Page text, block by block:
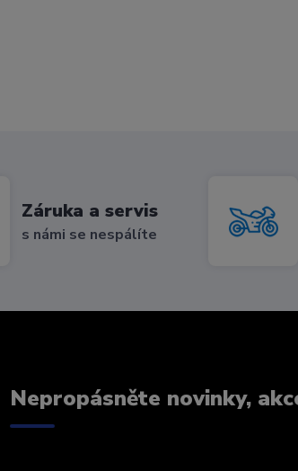
Záruka a servis
s námi se nespálíte
Nepropásněte novinky,